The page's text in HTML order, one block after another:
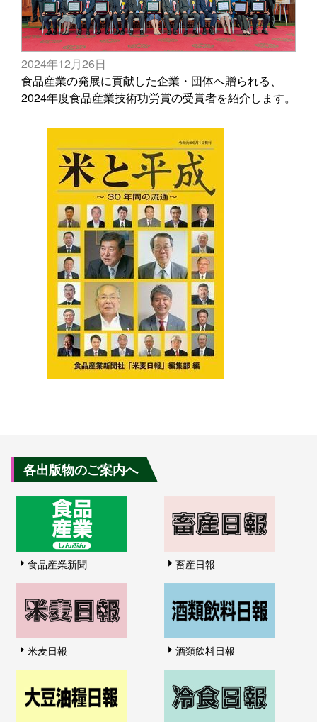
2024年12月26日
食品産業の発展に貢献した企業・団体へ贈られる、
2024年度食品産業技術功労賞の受賞者を紹介します。
各出版物のご案内へ
食品産業新聞 畜産日報
米麦日報 酒類飲料日報